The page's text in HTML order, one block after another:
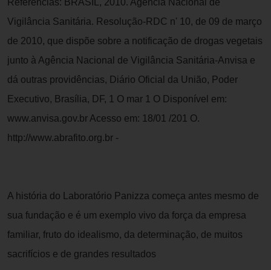
Referências: BRASIL, 2010. Agência Nacional de
Vigilância Sanitária. Resolução-RDC n' 10, de 09 de março
de 2010, que dispõe sobre a notificação de drogas vegetais
junto à Agência Nacional de Vigilância Sanitária-Anvisa e
dá outras providências, Diário Oficial da União, Poder
Executivo, Brasília, DF, 1 O mar 1 O Disponível em:
www.anvisa.gov.br Acesso em: 18/01 /201 O.
http://www.abrafito.org.br -
A história do Laboratório Panizza começa antes mesmo de
sua fundação e é um exemplo vivo da força da empresa
familiar, fruto do idealismo, da determinação, de muitos
sacrifícios e de grandes resultados